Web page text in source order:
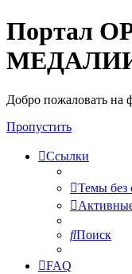
Портал
Добро пожаловать на
Пропустить
Ссылки
Темы без
Поиск
FAQ